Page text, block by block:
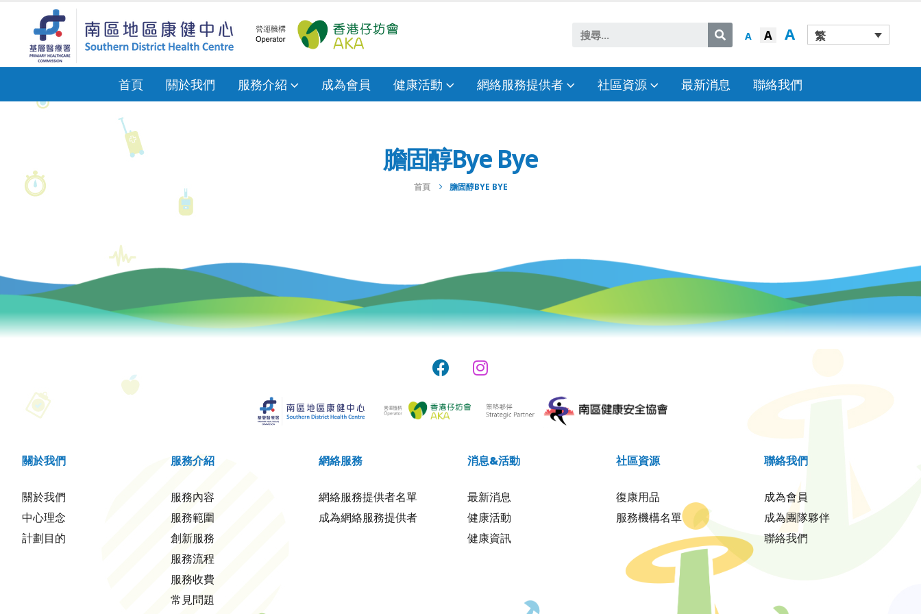
A A A 繁
首頁 關於我們 服務介紹 成為會員 健康活動 網絡服務提供者 社區資源 最新消息 聯絡我們
膽固醇Bye Bye
首頁 膽固醇BYE BYE
關於我們
關於我們
中心理念
計劃目的
服務介紹
服務內容
服務範圍
創新服務
服務流程
服務收費
常見問題
網絡服務
網絡服務提供者名單
成為網絡服務提供者
消息&活動
最新消息
健康活動
健康資訊
社區資源
復康用品
服務機構名單
聯絡我們
成為會員
成為團隊夥伴
聯絡我們